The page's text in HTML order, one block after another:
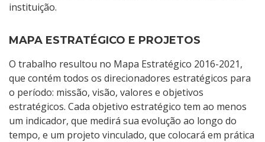
instituição.
MAPA ESTRATÉGICO E PROJETOS
O trabalho resultou no Mapa Estratégico 2016-2021,
que contém todos os direcionadores estratégicos para
o período: missão, visão, valores e objetivos
estratégicos. Cada objetivo estratégico tem ao menos
um indicador, que medirá sua evolução ao longo do
tempo, e um projeto vinculado, que colocará em prática